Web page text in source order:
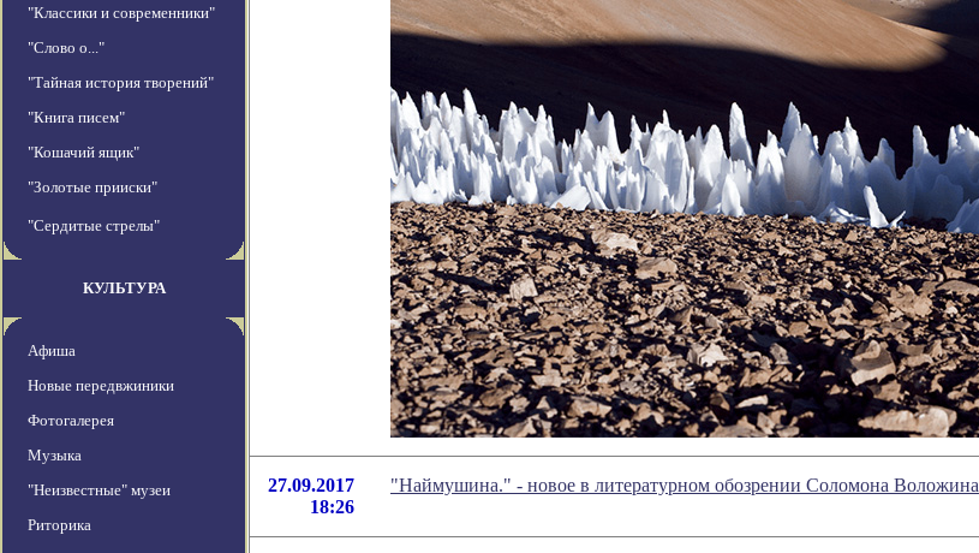
"Классики и современники"
"Слово о..."
"Тайная история творений"
"Книга писем"
"Кошачий ящик"
"Золотые прииски"
"Сердитые стрелы"
КУЛЬТУРА
Афиша
Новые передвжиники
Фотогалерея
Музыка
"Неизвестные" музеи
Риторика
27.09.2017
18:26
"Наймушина." - новое в литературном обозрении Соломона Воложина